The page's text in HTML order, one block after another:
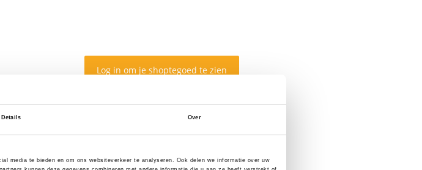
Details Over
media te bieden en om ons websiteverkeer te analyseren. Ook delen we informatie over uw
Log in om je shoptegoed te zien
Maat*